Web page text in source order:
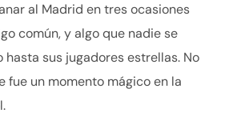
al Madrid en tres ocasiones
común, y algo que nadie se
hasta sus jugadores estrellas. No
fue un momento mágico en la